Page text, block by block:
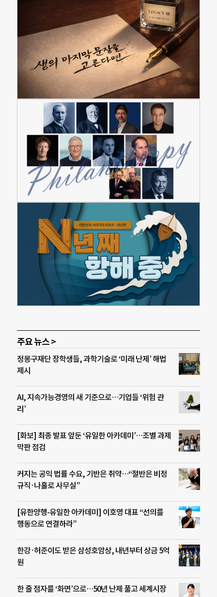
주요 뉴스 >
정몽구재단 장학생들, 과학기술로 ‘미래 난제’ 해법
제시
AI, 지속가능경영의 새 기준으로…기업들 ‘위험 관
리’
[화보] 최종 발표 앞둔 ‘유일한 아카데미’…조별 과제
막판 점검
커지는 공익 법률 수요, 기반은 취약…“절반은 비정
규직·나홀로 사무실”
[유한양행-유일한 아카데미] 이호영 대표 “선의를
행동으로 연결하라”
한강·허준이도 받은 삼성호암상, 내년부터 상금 5억
원
한 줄 점자를 ‘화면’으로…50년 난제 풀고 세계시장